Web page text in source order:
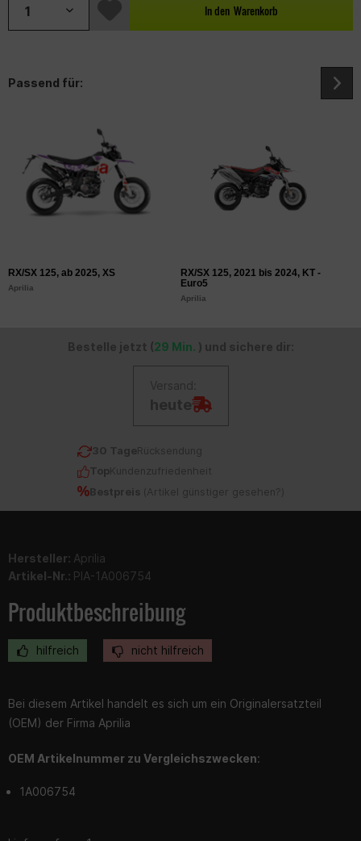
In den Warenkorb
Passend für:
RX/SX 125, ab 2025, XS
Aprilia
RX/SX 125, 2021 bis 2024, KT -
Euro5
Aprilia
Bestelle jetzt ( 29 Min. ) und sichere dir:
Versand:
heute
30 TageRücksendung
TopKundenzufriedenheit
Bestpreis ( Artikel günstiger gesehen? )
Hersteller: Aprilia
Artikel-Nr.: PIA-1A006754
Produktbeschreibung
hilfreich nicht hilfreich
Bei diesem Artikel handelt es sich um ein Originalersatzteil
(OEM) der Firma Aprilia
OEM Artikelnummer zu Vergleichszwecken:
1A006754